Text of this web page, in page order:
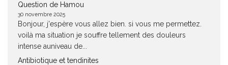
Question de Hamou
30 novembre 2025
Bonjour, j'espère vous allez bien. si vous me permettez.
voilà ma situation je souffre tellement des douleurs
intense auniveau de...
Antibiotique et tendinites